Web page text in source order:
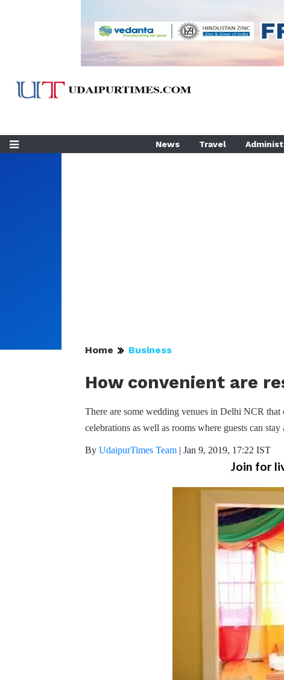
News Travel
Home Business
How convenient are
There are some wedding venues in Delhi NCR
celebrations as well as rooms where guests can
By UdaipurTimes Team | Jan 9, 2019, 17:22 IST
Join for